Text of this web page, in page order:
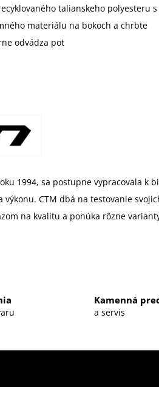
talianskeho polyesteru
materiálu na bokoch a chrbte
odvádza pot
1994, sa postupne vypracovala
CTM dbá na testovanie
na kvalitu a ponúka rôzne
Kamenná
a servis